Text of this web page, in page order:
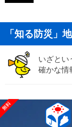
「知る防災」
いざとい
確かな情